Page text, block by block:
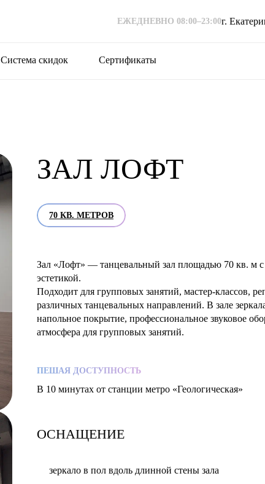
ЕЖЕДНЕВНО 08:00–23:00г.
Система скидок Сертификаты
ЗАЛ ЛОФТ
70 КВ. МЕТРОВ
Зал «Лофт» — танцевальный зал площадью 70 кв. м
эстетикой.
Подходит для групповых занятий, мастер-классов,
различных танцевальных направлений. В зале
напольное покрытие, профессиональное звуковое
атмосфера для групповых занятий.
ПЕШАЯ ДОСТУПНОСТЬ
В 10 минутах от станции метро «Геологическая»
ОСНАЩЕНИЕ
зеркало в пол вдоль длинной стены зала